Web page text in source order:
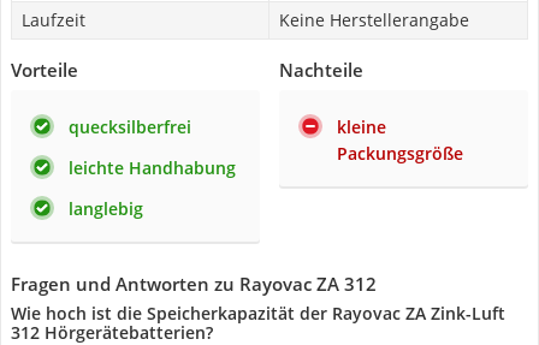
Laufzeit Keine Herstellerangabe
Vorteile
quecksilberfrei
leichte Handhabung
langlebig
Nachteile
kleine
Packungsgröße
Fragen und Antworten zu Rayovac ZA 312
Wie hoch ist die Speicherkapazität der Rayovac ZA Zink-Luft
312 Hörgerätebatterien?